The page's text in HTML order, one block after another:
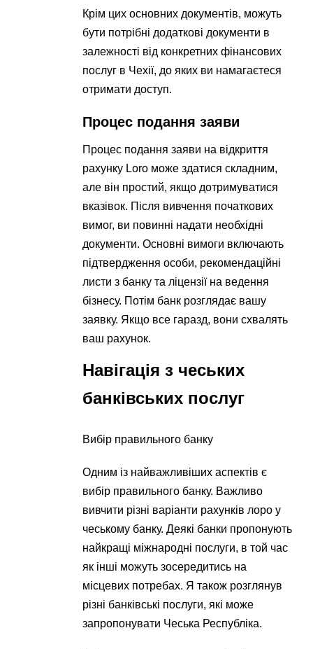
Крім цих основних документів, можуть
бути потрібні додаткові документи в
залежності від конкретних фінансових
послуг в Чехії, до яких ви намагаєтеся
отримати доступ.
Процес подання заяви
Процес подання заяви на відкриття
рахунку Loro може здатися складним,
але він простий, якщо дотримуватися
вказівок. Після вивчення початкових
вимог, ви повинні надати необхідні
документи. Основні вимоги включають
підтвердження особи, рекомендаційні
листи з банку та ліцензії на ведення
бізнесу. Потім банк розглядає вашу
заявку. Якщо все гаразд, вони схвалять
ваш рахунок.
Навігація з чеських
банківських послуг
Вибір правильного банку
Одним із найважливіших аспектів є
вибір правильного банку. Важливо
вивчити різні варіанти рахунків лоро у
чеському банку. Деякі банки пропонують
найкращі міжнародні послуги, в той час
як інші можуть зосередитись на
місцевих потребах. Я також розглянув
різні банківські послуги, які може
запропонувати Чеська Республіка.